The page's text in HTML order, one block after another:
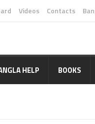
Videos Contacts
HELP BOOKS